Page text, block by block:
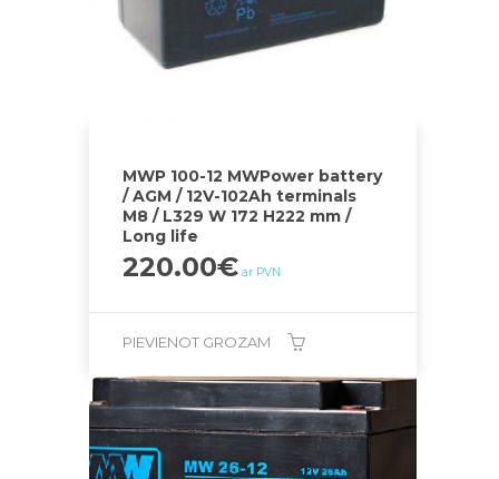
MWP 100-12 MWPower battery
/ AGM / 12V-102Ah terminals
M8 / L329 W 172 H222 mm /
Long life
220.00€ ar PVN
PIEVIENOT GROZAM